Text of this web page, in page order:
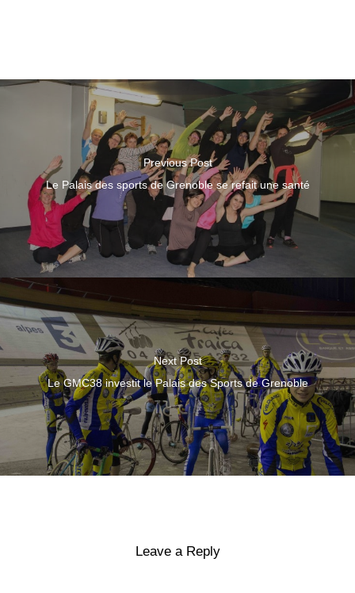
Previous Post
Le Palais des sports de Grenoble se refait une santé
Next Post
Le GMC38 investit le Palais des Sports de Grenoble
Leave a Reply